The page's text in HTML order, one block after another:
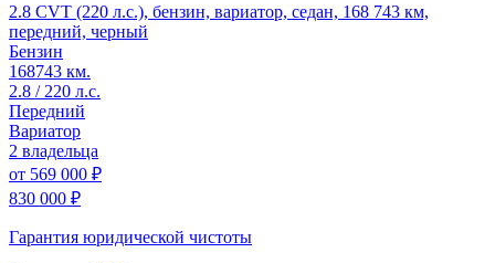
2.8 CVT (220 л.с.), бензин, вариатор, седан, 168 743 км,
передний, черный
Бензин
168743 км.
2.8 / 220 л.с.
Передний
Вариатор
2 владельца
от 569 000 ₽
830 000 ₽
Гарантия юридической чистоты